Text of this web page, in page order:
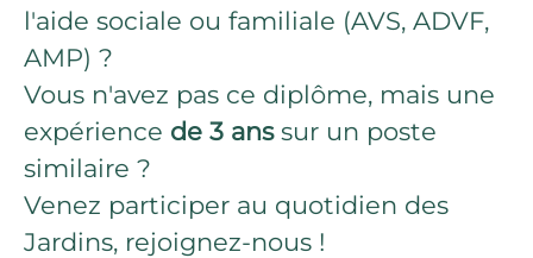
l'aide sociale ou familiale (AVS, ADVF,
AMP) ?
Vous n'avez pas ce diplôme, mais une
expérience de 3 anssur un poste
similaire ?
Venez participer au quotidien des
Jardins, rejoignez-nous !